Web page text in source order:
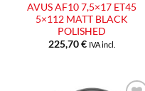
AVUS AF10 7,5×17 ET45
5×112 MATT BLACK
POLISHED
225,70€ IVA incl.